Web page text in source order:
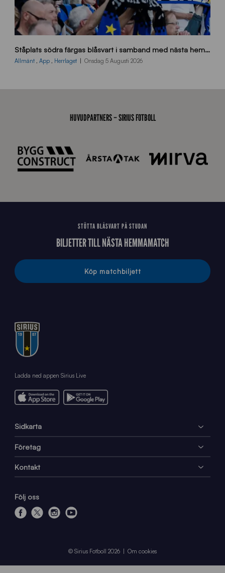
ö
d
2
0
2
Ståplats södra färgas blåsvart i samband med nästa hemmamatch
Allmänt , App , Herrlaget Onsdag 5 Augusti 2026
HUVUDPARTNERS – SIRIUS FOTBOLL
STÖTTA BLÅSVART PÅ STUDAN
BILJETTER TILL NÄSTA HEMMAMATCH
Köp matchbiljett
Ladda ned appen Sirius Live
Sidkarta
Företag
Kontakt
Följ oss
f
x
i
y
t
© Sirius Fotboll 2026 Om cookies